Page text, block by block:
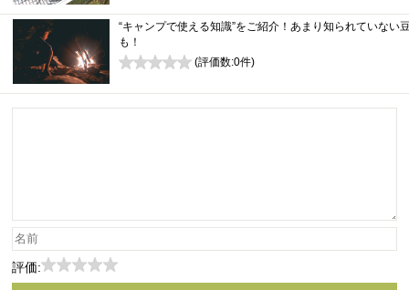
“キャンプで使える知識”をご紹介！あまり知られていない
も！
(評価数:0件)
評価: